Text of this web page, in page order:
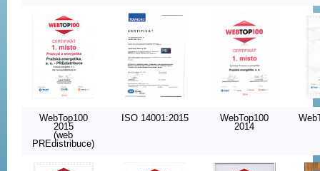
WebTop100
2015
(web
PREdistribuce)
ISO 14001:2015
WebTop100
2014